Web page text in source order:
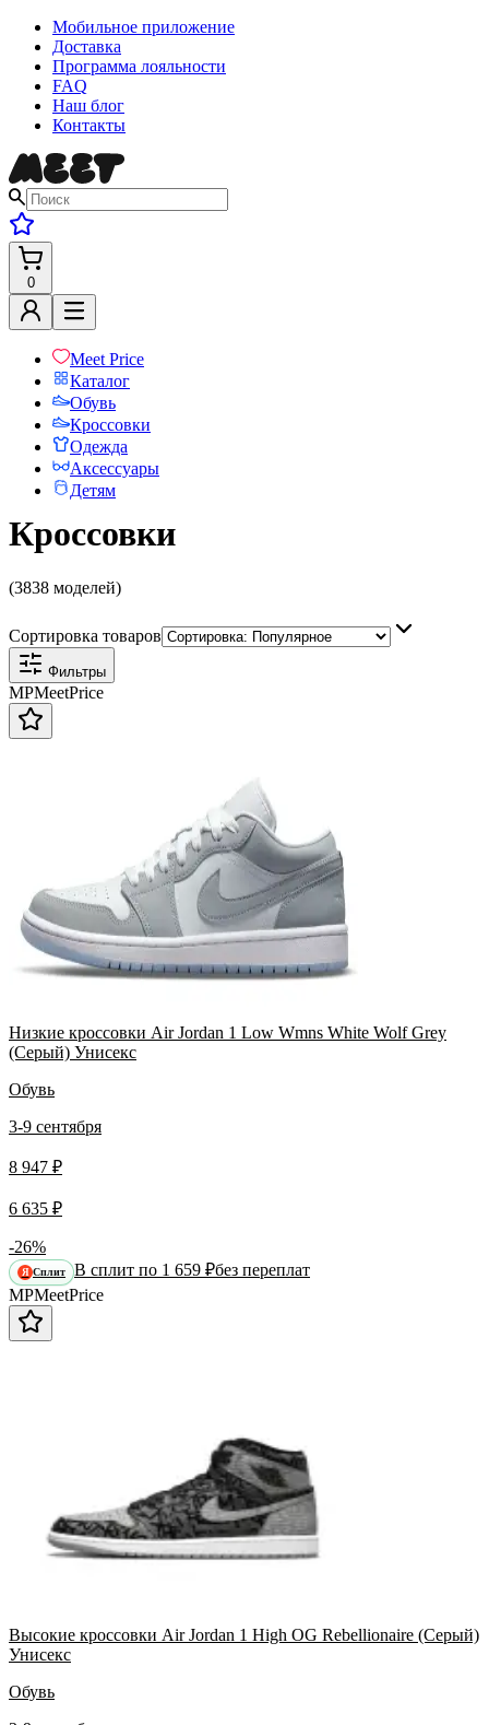
Мобильное приложение
Доставка
Программа лояльности
FAQ
Наш блог
Контакты
0
Meet Price
Каталог
Обувь
Кроссовки
Одежда
Аксессуары
Детям
Кроссовки
(3838 моделей)
Сортировка товаров
Фильтры
MPMeetPrice
Низкие кроссовки Air Jordan 1 Low Wmns White Wolf Grey
(Серый) Унисекс
Обувь
3-9 сентября
8 947 ₽
6 635 ₽
-26%
Я Сплит В сплит по 1 659 ₽без переплат
MPMeetPrice
Высокие кроссовки Air Jordan 1 High OG Rebellionaire (Серый)
Унисекс
Обувь